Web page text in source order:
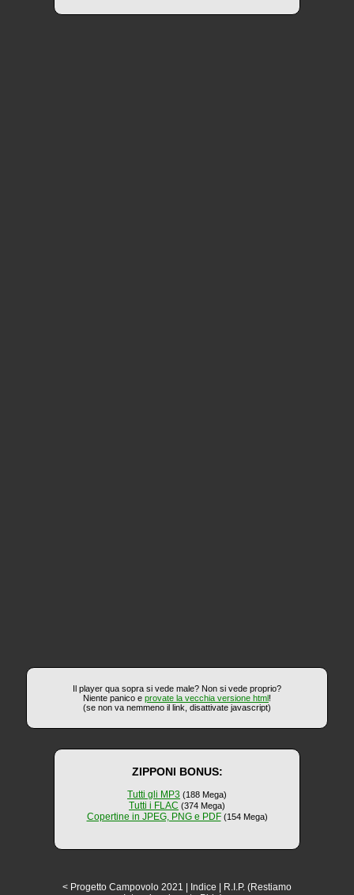
Il player qua sopra si vede male? Non si vede proprio?
Niente panico e provate la vecchia versione html !
(se non va nemmeno il link, disattivate javascript)
ZIPPONI BONUS:
Tutti gli MP3 (188 Mega)
Tutti i FLAC (374 Mega)
Copertine in JPEG, PNG e PDF (154 Mega)
< Progetto Campovolo 2021 Indice
R.I.P. (Restiamo